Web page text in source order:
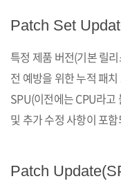
Patch Set
특정 제품 버전(기본 릴
전 예방을 위한 누적 패
SPU(이전에는 CPU라고
및 추가 수정 사항이 포
Patch